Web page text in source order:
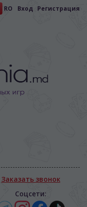
RO Вход Регистрация
Заказать звонок
Соцсети: